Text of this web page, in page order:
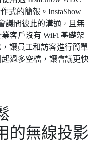
式的簡報。InstaShow
議間彼此的溝通，且無
客戶沒有 WiFi 基礎架
，讓員工和訪客進行簡單
過多空檔，讓會議更快
的無線投影